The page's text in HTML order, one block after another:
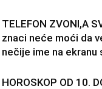
TELEFON ZVONI,A
znaci neće moći da
nečije ime na
HOROSKOP OD 10.